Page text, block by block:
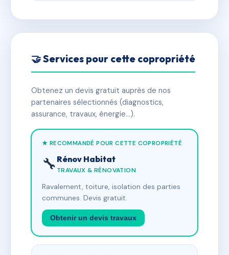
🤝 Services pour cette copropriété
Obtenez un devis gratuit auprès de nos
partenaires sélectionnés (diagnostics,
assurance, travaux, énergie…).
★ RECOMMANDÉ POUR CETTE COPROPRIÉTÉ
🔧 Rénov Habitat
TRAVAUX & RÉNOVATION
Ravalement, toiture, isolation des parties
communes. Devis gratuit.
Obtenir un devis travaux